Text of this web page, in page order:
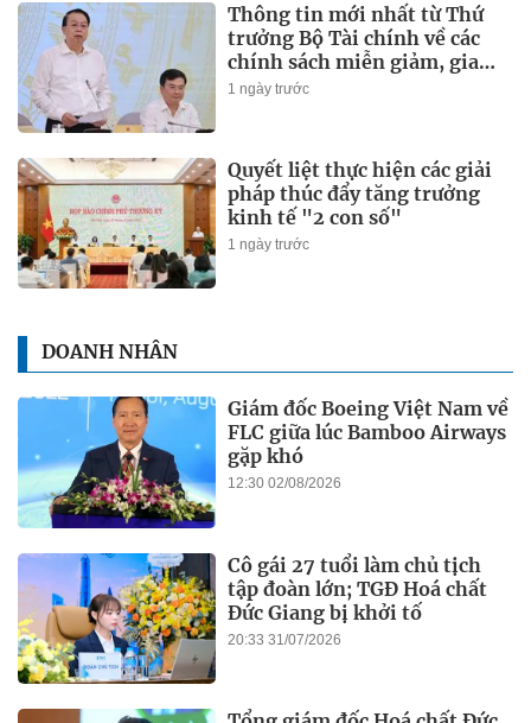
Thông tin mới nhất từ Thứ
trưởng Bộ Tài chính về các
chính sách miễn giảm, gia
hạn thuế, phí thời gian tới
1 ngày trước
Quyết liệt thực hiện các giải
pháp thúc đẩy tăng trưởng
kinh tế "2 con số"
1 ngày trước
DOANH NHÂN
Giám đốc Boeing Việt Nam về
FLC giữa lúc Bamboo Airways
gặp khó
12:30 02/08/2026
Cô gái 27 tuổi làm chủ tịch
tập đoàn lớn; TGĐ Hoá chất
Đức Giang bị khởi tố
20:33 31/07/2026